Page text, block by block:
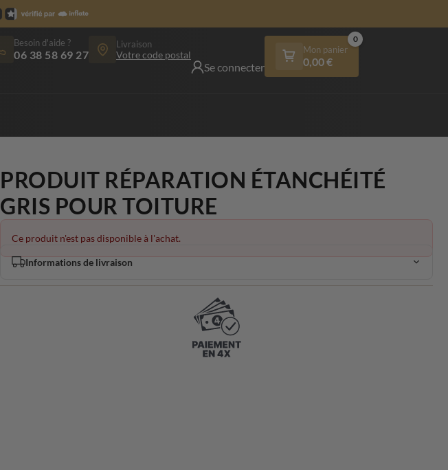
Besoin d'aide ?
06 38 58 69 27
Livraison
Votre code postal
Se connecter
Mon panier
0,00€
0
PRODUIT RÉPARATION ÉTANCHÉITÉ
GRIS POUR TOITURE
Ce produit n'est pas disponible à l'achat.
Informations de livraison